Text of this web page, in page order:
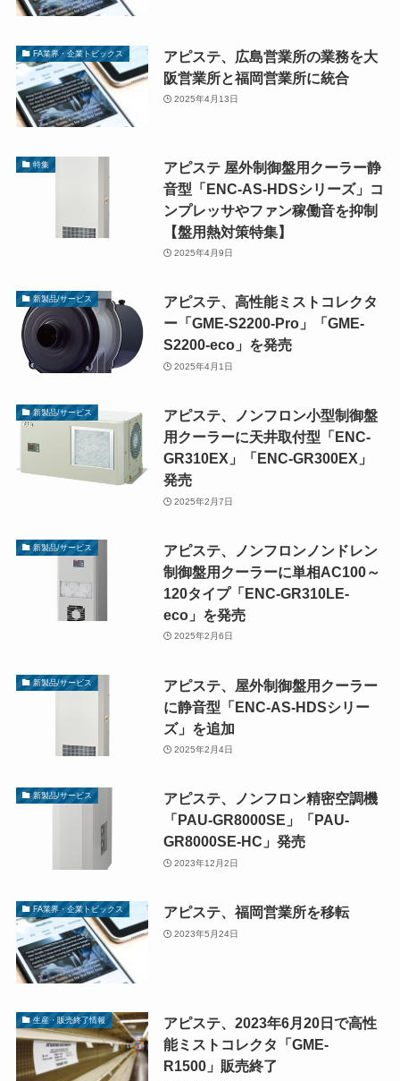
FA業界・企業トピックス
アピステ、広島営業所の業務を大
阪営業所と福岡営業所に統合
2025年4月13日
特集
アピステ 屋外制御盤用クーラー静
音型「ENC-AS-HDSシリーズ」コ
ンプレッサやファン稼働音を抑制
【盤用熱対策特集】
2025年4月9日
新製品/サービス
アピステ、高性能ミストコレクタ
ー「GME-S2200-Pro」「GME-
S2200-eco」を発売
2025年4月1日
新製品/サービス
アピステ、ノンフロン小型制御盤
用クーラーに天井取付型「ENC-
GR310EX」「ENC-GR300EX」
発売
2025年2月7日
新製品/サービス
アピステ、ノンフロンノンドレン
制御盤用クーラーに単相AC100～
120タイプ「ENC-GR310LE-
eco」を発売
2025年2月6日
新製品/サービス
アピステ、屋外制御盤用クーラー
に静音型「ENC-AS-HDSシリー
ズ」を追加
2025年2月4日
新製品/サービス
アピステ、ノンフロン精密空調機
「PAU-GR8000SE」「PAU-
GR8000SE-HC」発売
2023年12月2日
FA業界・企業トピックス アピステ、福岡営業所を移転
2023年5月24日
生産・販売終了情報
アピステ、2023年6月20日で高性
能ミストコレクタ「GME-
R1500」販売終了